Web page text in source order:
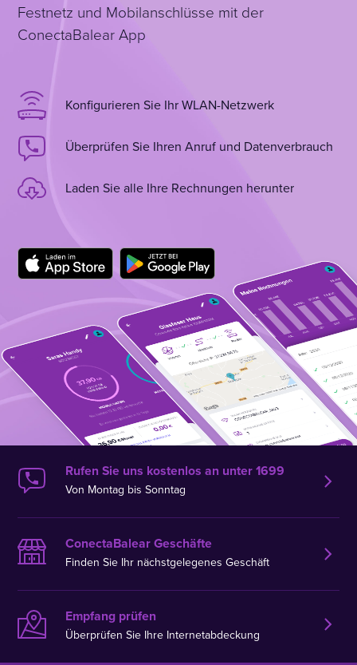
Festnetz und Mobilanschlüsse mit der
ConectaBalear App
Konfigurieren Sie Ihr WLAN-Netzwerk
Überprüfen Sie Ihren Anruf und Datenverbrauch
Laden Sie alle Ihre Rechnungen herunter
Rufen Sie uns kostenlos an unter 1699
Von Montag bis Sonntag
ConectaBalear Geschäfte
Finden Sie Ihr nächstgelegenes Geschäft
Empfang prüfen
Überprüfen Sie Ihre Internetabdeckung